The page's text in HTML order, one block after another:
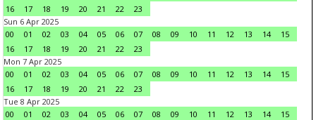
16
17 18 19 20 21 22
23
Sun 6 Apr 2025
00
01 02 03 04 05 06 07 08 09 10 11 12 13 14
15
16
17 18 19 20 21 22
23
Mon 7 Apr 2025
00
01 02 03 04 05 06 07 08 09 10 11 12 13 14
15
16
17 18 19 20 21 22
23
Tue 8 Apr 2025
00
01 02 03 04 05 06 07 08 09 10 11 12 13 14
15